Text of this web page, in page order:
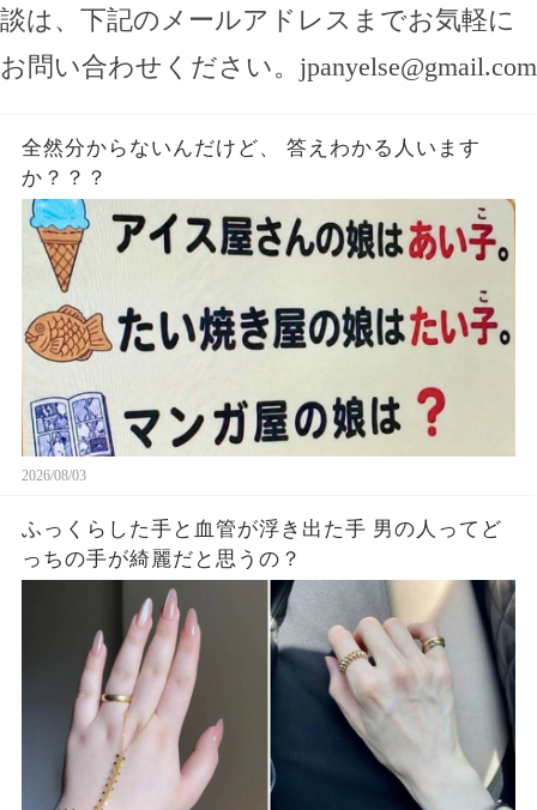
談は、下記のメールアドレスまでお気軽に
お問い合わせください。 jpanyelse@gmail.com
全然分からないんだけど、 答えわかる人います
か？？？
2026/08/03
ふっくらした手と血管が浮き出た手 男の人ってど
っちの手が綺麗だと思うの？